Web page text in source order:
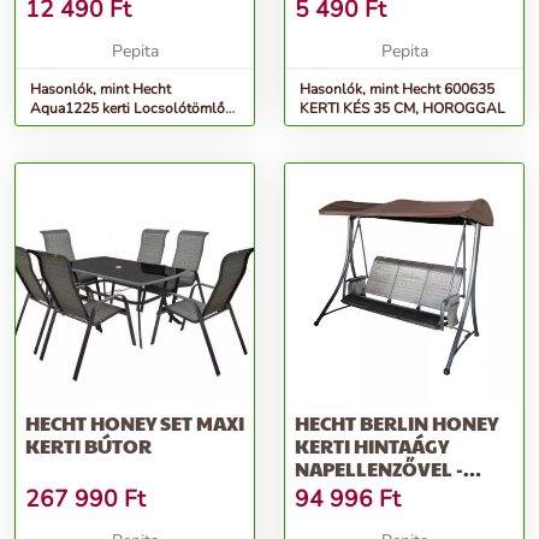
12 490 Ft
Pepita
Hasonlók, mint Hecht
Aqua1225 kerti Locsolótömlő
1/2&quot; 25 M
5 490 Ft
Pepita
Hasonlók, mint Hecht 600635
KERTI KÉS 35 CM, HOROGGAL
HECHT HONEY SET MAXI
KERTI BÚTOR
267 990 Ft
HECHT BERLIN HONEY
KERTI HINTAÁGY
NAPELLENZŐVEL -
SZÜRKE-BARNA
94 996 Ft